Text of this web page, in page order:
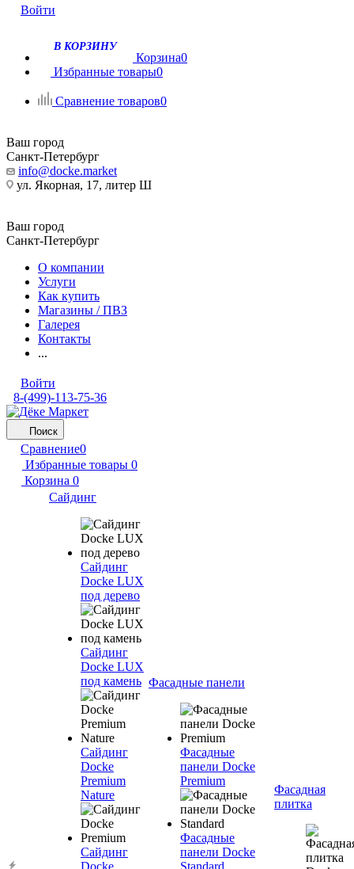
Войти
В КОРЗИНУ
Корзина0
Избранные товары0
Сравнение товаров0
Ваш город
Санкт-Петербург
info@docke.market
ул. Якорная, 17, литер Ш
Ваш город
Санкт-Петербург
О компании
Услуги
Как купить
Магазины / ПВЗ
Галерея
Контакты
...
Войти
8-(499)-113-75-36
Поиск
Сравнение0
Избранные товары 0
Корзина 0
Сайдинг
Сайдинг
Docke LUX
под дерево
Сайдинг
Docke LUX
под камень
Сайдинг
Docke
Premium
Nature
Сайдинг
Docke
Фасадные панели
Фасадные
панели Docke
Premium
Фасадные
панели Docke
Standard
Фасадная
плитка